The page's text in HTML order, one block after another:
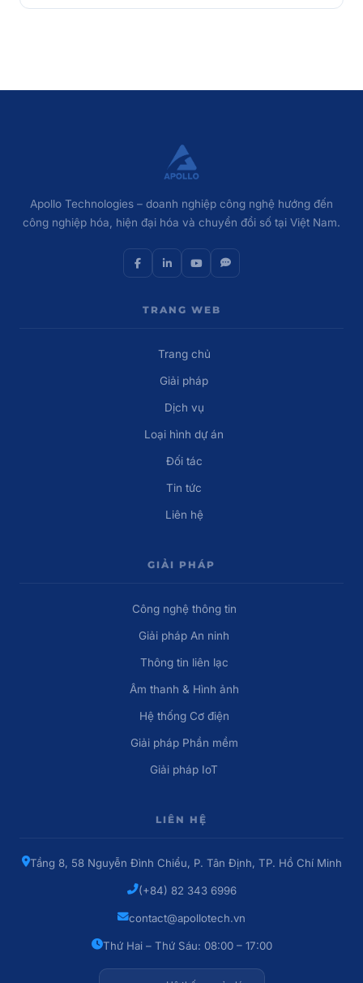
Apollo Technologies – doanh nghiệp công nghệ hướng đến
công nghiệp hóa, hiện đại hóa và chuyển đổi số tại Việt Nam.
TRANG WEB
Trang chủ
Giải pháp
Dịch vụ
Loại hình dự án
Đối tác
Tin tức
Liên hệ
GIẢI PHÁP
Công nghệ thông tin
Giải pháp An ninh
Thông tin liên lạc
Âm thanh & Hình ảnh
Hệ thống Cơ điện
Giải pháp Phần mềm
Giải pháp IoT
LIÊN HỆ
Tầng 8, 58 Nguyễn Đình Chiểu, P. Tân Định, TP. Hồ Chí Minh
(+84) 82 343 6996
contact@apollotech.vn
Thứ Hai – Thứ Sáu: 08:00 – 17:00